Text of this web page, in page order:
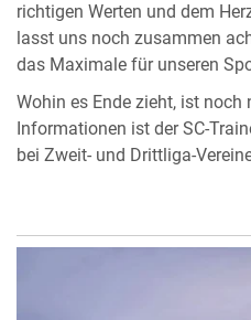
richtigen Werten und dem
lasst uns noch zusammen
das Maximale für unseren
Wohin es Ende zieht, ist
Informationen ist der SC-
bei Zweit- und Drittliga-